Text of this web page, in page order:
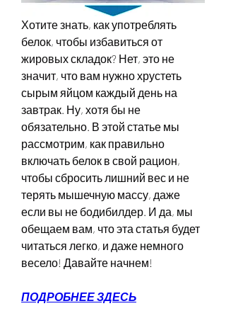
Хотите знать, как употреблять
белок, чтобы избавиться от
жировых складок? Нет, это не
значит, что вам нужно хрустеть
сырым яйцом каждый день на
завтрак. Ну, хотя бы не
обязательно. В этой статье мы
рассмотрим, как правильно
включать белок в свой рацион,
чтобы сбросить лишний вес и не
терять мышечную массу, даже
если вы не бодибилдер. И да, мы
обещаем вам, что эта статья будет
читаться легко, и даже немного
весело! Давайте начнем!
ПОДРОБНЕЕ ЗДЕСЬ